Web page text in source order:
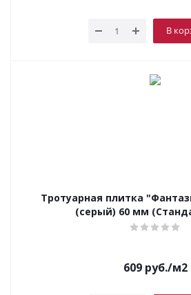
В
Тротуарная плитка
(серый) 60 мм
609 руб./м2